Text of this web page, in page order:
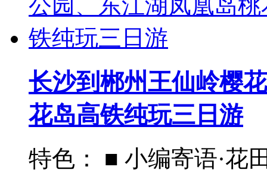
长沙到郴州王仙岭樱
花岛高铁纯玩三日游
特色： ■ 小编寄语·花